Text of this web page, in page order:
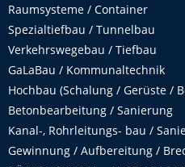
Raumsysteme / Container
Spezialtiefbau / Tunnelbau
Verkehrswegebau / Tiefbau
GaLaBau / Kommunaltechnik
Hochbau (Schalung / Gerüste /
Betonbearbeitung / Sanierung
Kanal-, Rohrleitungs- bau /
Gewinnung / Aufbereitung /